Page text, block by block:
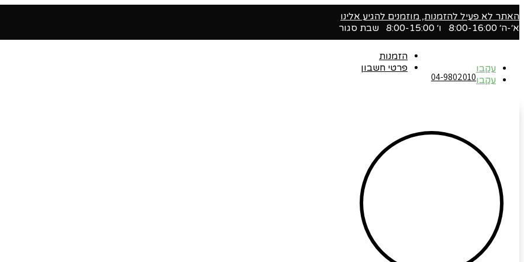
האתר לא פעיל להזמנות, מוזמנים להגיע אלינו
א׳-ה׳ 8:00-16:00 ו׳ 8:00-15:00 שבת סגור
עקבו
עקבו04-9802010‬
הזמנות
פרטי חשבון